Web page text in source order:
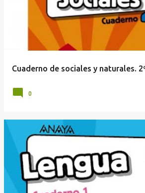
Cuaderno de sociales y naturales.
0